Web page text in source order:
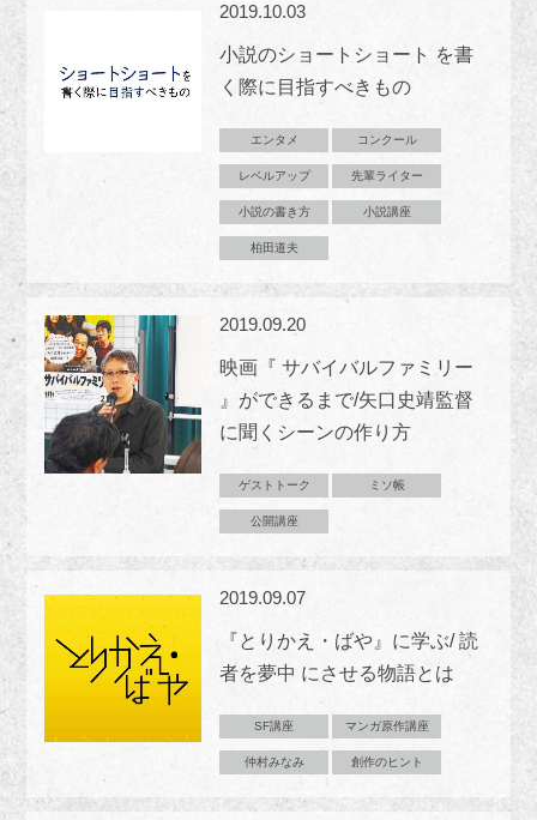
2019.10.03
小説のショートショート を書
く際に目指すべきもの
エンタメ コンクール
レベルアップ 先輩ライター
小説の書き方 小説講座
柏田道夫
2019.09.20
映画『 サバイバルファミリー
』ができるまで/矢口史靖監督
に聞くシーンの作り方
ゲストトーク ミソ帳
公開講座
2019.09.07
『とりかえ・ばや』に学ぶ/ 読
者を夢中 にさせる物語とは
SF講座 マンガ原作講座
仲村みなみ 創作のヒント